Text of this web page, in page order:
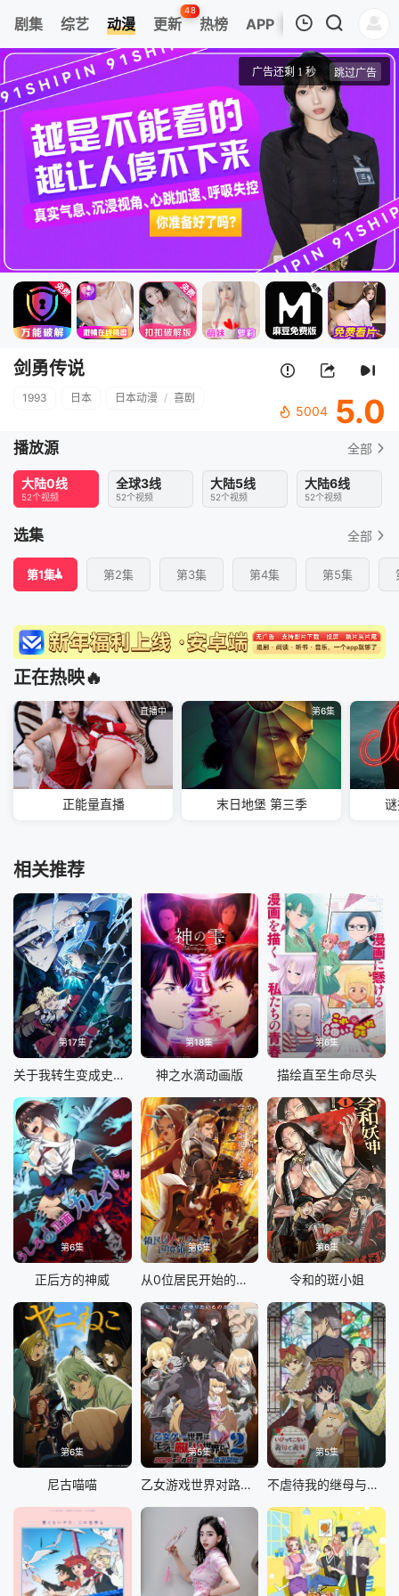
剧集 综艺 动漫 更新
48
热榜 APP
我的观影记录
第1集
剑勇传说
清空
剑勇传说
1993 日本 日本动漫 / 喜剧
5004 5.0
播放源 全部
大陆0线
52个视频
全球3线
52个视频
大陆5线
52个视频
大陆6线
52个视频
选集 全部
第1集 第2集 第3集 第4集 第5集
正在热映🔥
直播中
正能量直播
第6集
末日地堡 第三季
相关推荐
第17集
关于我转生变成史莱姆这档事第四季
第18集
神之水滴动画版
第6集
描绘直至生命尽头
第6集
正后方的神威
第6集
从0位居民开始的边境领主大人
第6集
令和的斑小姐
第6集
尼古喵喵
第5集
乙女游戏世界对路人角色很不友好 第二季
第5集
不虐待我的继母与继姐